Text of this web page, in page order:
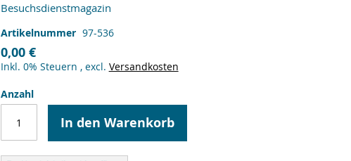
Besuchsdienstmagazin
Artikelnummer 97-536
0,00 €
Inkl. 0% Steuern , excl. Versandkosten
Anzahl
In den Warenkorb